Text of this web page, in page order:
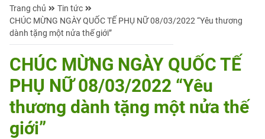
Trang chủ
Tin tức
CHÚC MỪNG NGÀY QUỐC TẾ PHỤ NỮ 08/03/2022 “Yêu thương
dành tặng một nửa thế giới”
CHÚC MỪNG NGÀY QUỐC TẾ
PHỤ NỮ 08/03/2022 “Yêu
thương dành tặng một nửa thế
giới”